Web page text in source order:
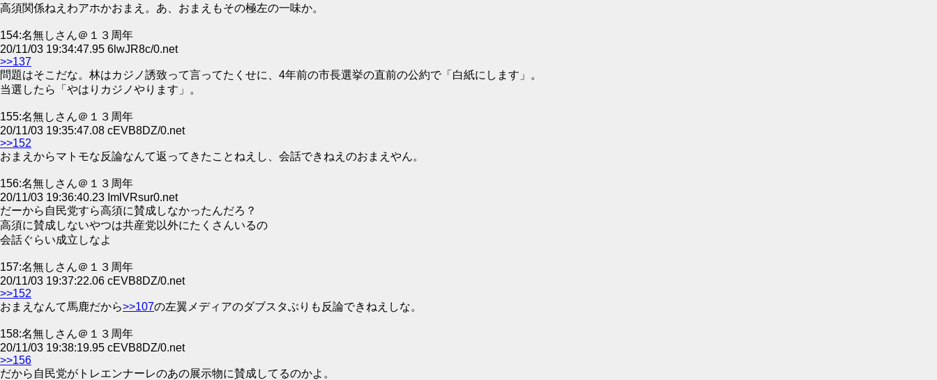
高須関係ねえわアホかおまえ。あ、おまえもその極左の一味か。
154:名無しさん＠１３周年
20/11/03 19:34:47.95 6lwJR8c/0.net
>>137
問題はそこだな。林はカジノ誘致って言ってたくせに、4年前の市長選挙の直前の公約で「白紙にします」。
当選したら「やはりカジノやります」。
155:名無しさん＠１３周年
20/11/03 19:35:47.08 cEVB8DZ/0.net
>>152
おまえからマトモな反論なんて返ってきたことねえし、会話できねえのおまえやん。
156:名無しさん＠１３周年
20/11/03 19:36:40.23 ImlVRsur0.net
だーから自民党すら高須に賛成しなかったんだろ？
高須に賛成しないやつは共産党以外にたくさんいるの
会話ぐらい成立しなよ
157:名無しさん＠１３周年
20/11/03 19:37:22.06 cEVB8DZ/0.net
>>152
おまえなんて馬鹿だから>>107の左翼メディアのダブスタぶりも反論できねえしな。
158:名無しさん＠１３周年
20/11/03 19:38:19.95 cEVB8DZ/0.net
>>156
だから自民党がトレエンナーレのあの展示物に賛成してるのかよ。